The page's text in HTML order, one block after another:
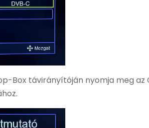
Box távirányítóján nyomja meg az